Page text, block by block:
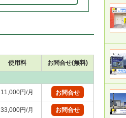
使用料 お問合せ(無料)
11,000円/月 お問合せ
33,000円/月 お問合せ